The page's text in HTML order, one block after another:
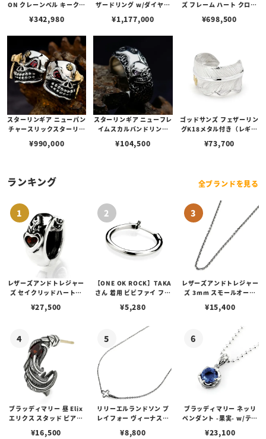
ON クレーンベル キークラ
ィング w/ K18ローズゴー
ベル）
¥342,980
ザードリング w/ダイヤモ
号】
¥1,177,000
ズ フレーム ハート クロス
ルド スパニッシュ ガレオ
¥698,500
スターリンギア ニューパン
チャースリックスターリン
ス＆Sギアロゴ/特殊カット
ズUS10.5(日本サイズ約2
3号)】
¥990,000
スターリンギア ニューフレ
イムスカルバンドリング
¥104,500
ゴッドサンズ フェザーリン
グK18メタル付き（レギュ
¥73,700
ランキング 全ブランドを見る
レザーズアンドトレジャー
ズ セイクリッドハートピ
¥27,500
【ONE OK ROCK】TAKA
さん 着用 ビビファイ フー
¥5,280
レザーズアンドトレジャー
ズ 3mm スモールオーバ
ブスタークラスプ＆LTロ
¥15,400
ブラッディマリー 昼 Elix
エリクス スタッド ピアス
¥16,500
リリーエルランドソン プ
レイフォー ヴィーナスチ
¥8,800
ブラッディマリー ネッリ
ペンダント -果実- w/ティ
¥23,100